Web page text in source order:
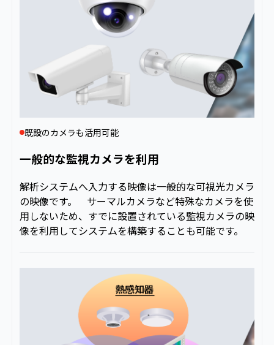
既設のカメラも活用可能
一般的な監視カメラを利用
解析システムへ入力する映像は一般的な可視光カメラ
の映像です。 サーマルカメラなど特殊なカメラを使
用しないため、すでに設置されている監視カメラの映
像を利用してシステムを構築することも可能です。